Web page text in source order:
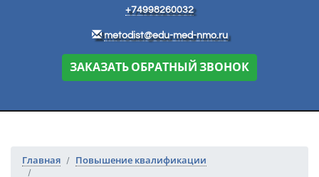
+74998260032
metodist@edu-med-nmo.ru
ЗАКАЗАТЬ ОБРАТНЫЙ ЗВОНОК
Главная Повышение квалификации